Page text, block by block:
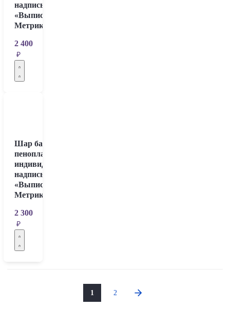
надписью
«Выписка.
Метрика»
2 400
₽
Шар баблс с
пенопластом и
индивидуальной
надписью
«Выписка.
Метрика»
2 300
₽
1 2